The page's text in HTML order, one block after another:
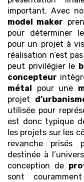
important. Avec
model maker
pour déterminer
pour un projet à
réalisation n’est
peut privilégier le
concepteur
métal pour une
projet
utilisée pour
est donc typique
les projets sur les
revanche prisés
destinée à
conception de
sont